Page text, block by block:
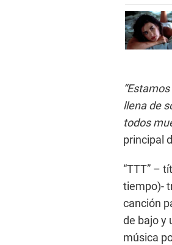
llena de
todos
principal
“TTT” –
tiempo)-
canción
de bajo y
música